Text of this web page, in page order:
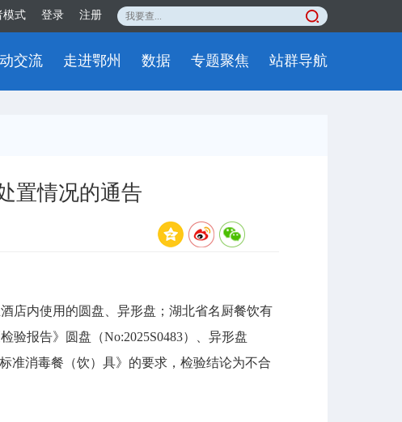
模式 登录 注册
交流 走进鄂州 数据 专题聚焦 站群导航
置情况的通告
店内使用的圆盘、异形盘；湖北省名厨餐饮有
验报告》圆盘（No:2025S0483）、异形盘
准消毒餐（饮）具》的要求，检验结论为不合